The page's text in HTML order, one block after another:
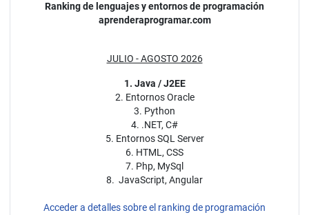
Ranking de lenguajes y entornos de programación
aprenderaprogramar.com
JULIO - AGOSTO 2026
1. Java / J2EE
2. Entornos Oracle
3. Python
4. .NET, C#
5. Entornos SQL Server
6. HTML, CSS
7. Php, MySql
8. JavaScript, Angular
Acceder a detalles sobre el ranking de programación